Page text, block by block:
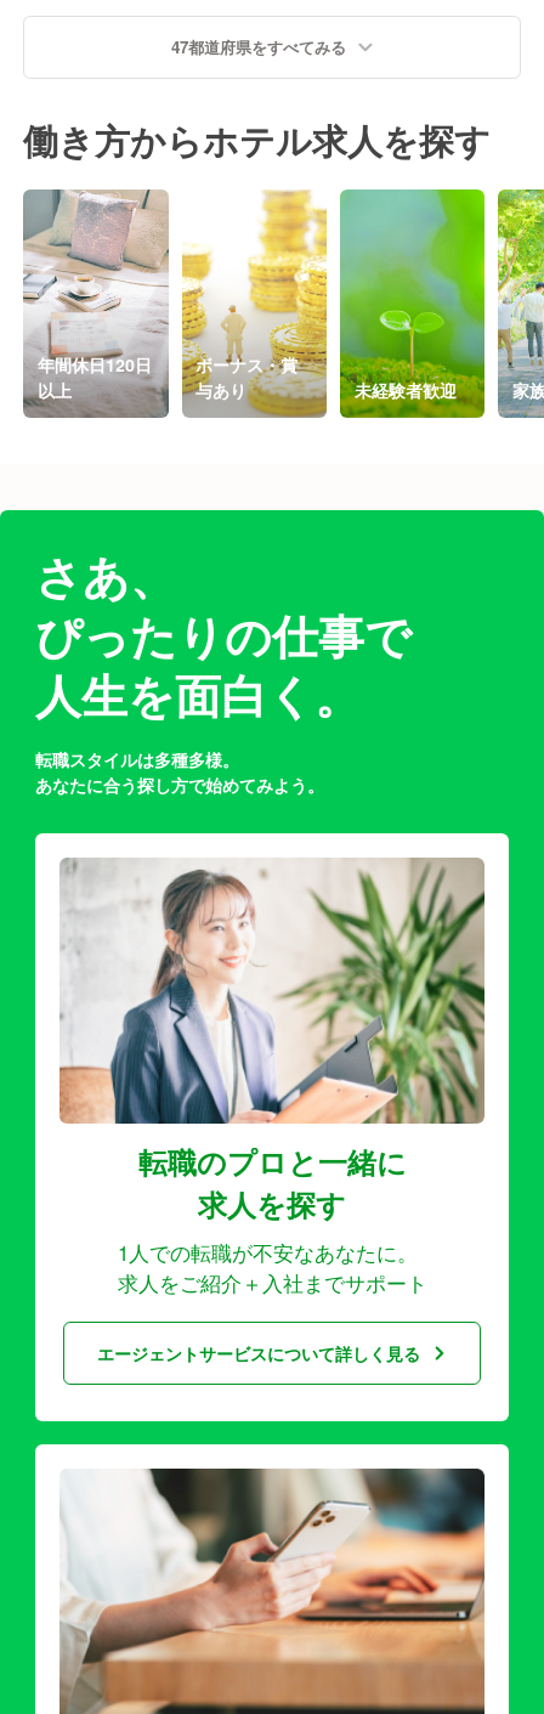
47都道府県をすべてみる
働き方からホテル求人を探す
年間休日120日
以上
ボーナス・賞
与あり
未経験者歓迎 家
さあ、
ぴったりの仕事で
人生を面白く。
転職スタイルは多種多様。
あなたに合う探し方で始めてみよう。
転職のプロと一緒に
求人を探す
1人での転職が不安なあなたに。
求人をご紹介＋入社までサポート
エージェントサービスについて詳しく見る